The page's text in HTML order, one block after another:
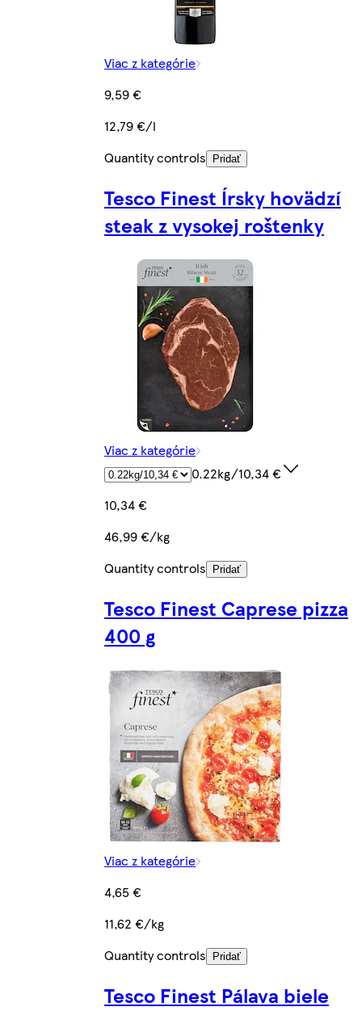
Viac z kategórie
9,59 €
12,79 €/l
Quantity controls
Pridať
Tesco Finest Írsky hovädzí
steak z vysokej roštenky
Viac z kategórie
0.22kg/10,34 €
10,34 €
46,99 €/kg
Quantity controls
Pridať
Tesco Finest Caprese pizza
400 g
Viac z kategórie
4,65 €
11,62 €/kg
Quantity controls
Pridať
Tesco Finest Pálava biele